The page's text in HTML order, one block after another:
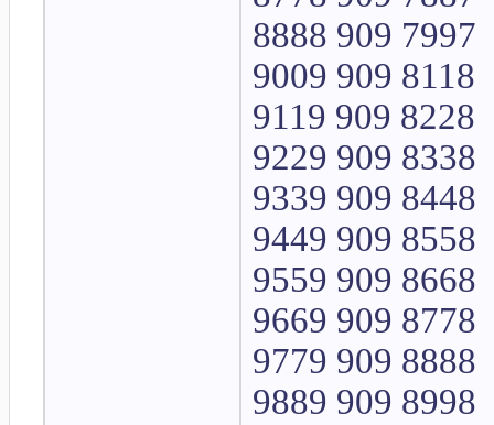
8888 909 7997
9009 909 8118
9119 909 8228
9229 909 8338
9339 909 8448
9449 909 8558
9559 909 8668
9669 909 8778
9779 909 8888
9889 909 8998